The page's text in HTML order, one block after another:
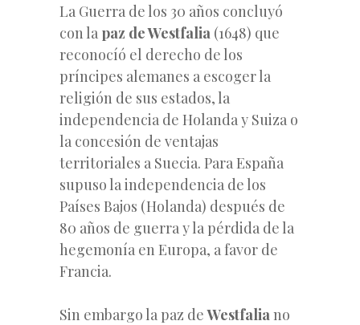
La Guerra de los 30 años concluyó
con la paz de Westfalia (1648) que
reconocíó el derecho de los
príncipes alemanes a escoger la
religión de sus estados, la
independencia de Holanda y Suiza o
la concesión de ventajas
territoriales a Suecia. Para España
supuso la independencia de los
Países Bajos (Holanda) después de
80 años de guerra y la pérdida de la
hegemonía en Europa, a favor de
Francia.
Sin embargo la paz deWestfaliano